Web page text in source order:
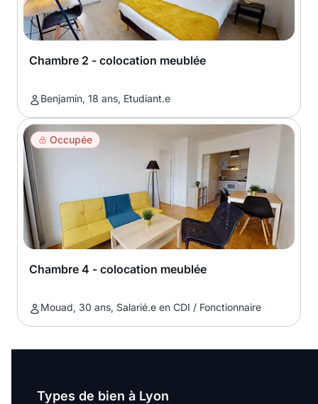
Chambre 2 - colocation meublée
Benjamin, 18 ans, Etudiant.e
Occupée
Chambre 4 - colocation meublée
Mouad, 30 ans, Salarié.e en CDI / Fonctionnaire
Types de bien à Lyon